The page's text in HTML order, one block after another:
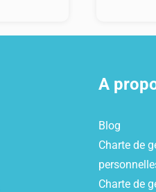
A
Blog
Charte de
Charte de